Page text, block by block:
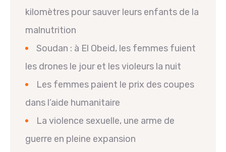
kilomètres pour sauver leurs enfants de la
malnutrition
Soudan : à El Obeid, les femmes fuient
les drones le jour et les violeurs la nuit
Les femmes paient le prix des coupes
dans l’aide humanitaire
La violence sexuelle, une arme de
guerre en pleine expansion